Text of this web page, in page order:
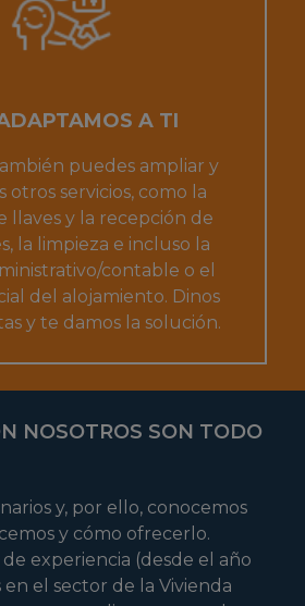
A TI
puedes ampliar y
otros servicios, como la
llaves y la recepción de
la limpieza e incluso la
contable o el
del alojamiento. Dinos
y te damos la solución.
NOSOTROS SON TODO
y, por ello, conocemos
y cómo ofrecerlo.
de experiencia (desde el año
el sector de la Vivienda